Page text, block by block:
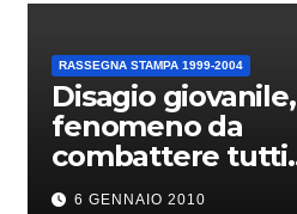
RASSEGNA STAMPA 1999-2004
Disagio giovanile,
fenomeno da
combattere tutti
insieme
6 GENNAIO 2010